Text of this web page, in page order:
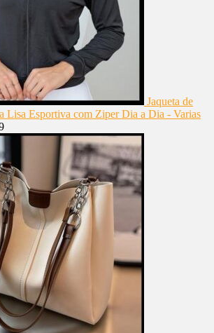
Jaqueta de
Lisa Esportiva com Ziper Dia a Dia - Varias